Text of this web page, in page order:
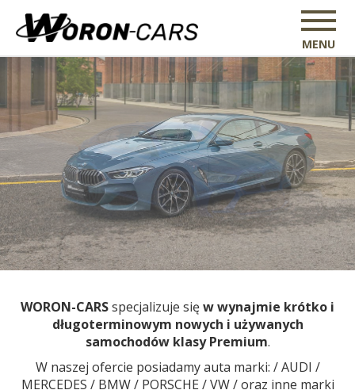
MENU
WORON-CARSspecjalizuje sięw wynajmie krótko i
długoterminowym nowych i używanych
samochodów klasy Premium.
W naszej ofercie posiadamy auta marki: / AUDI /
MERCEDES / BMW / PORSCHE / VW / oraz inne marki